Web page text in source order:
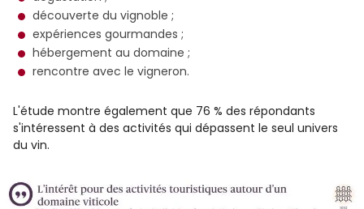
découverte du vignoble ;
expériences gourmandes ;
hébergement au domaine ;
rencontre avec le vigneron.
L'étude montre également que 76 % des répondants
s'intéressent à des activités qui dépassent le seul univers
du vin.